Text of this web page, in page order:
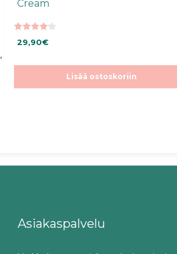
,
Cream
5:stä
29,90€
Lisää ostoskoriin
Asiakaspalvelu